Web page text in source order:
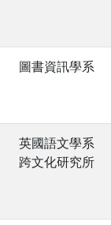
圖書資訊學系
英國語文學系
跨文化研究所